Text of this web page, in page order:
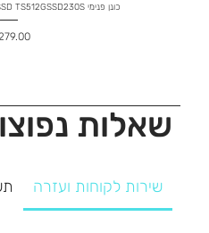
כונן פנימי Transcend 230S 512GB SSD TS512GSSD230S
מחיר
שאלות
שירות לקוחות ועזרה